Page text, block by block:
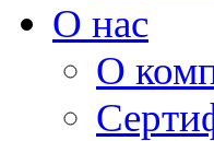
О нас
О